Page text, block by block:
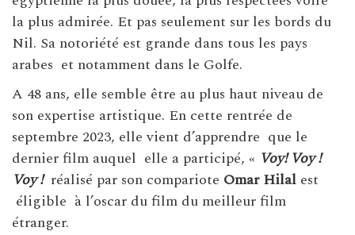
la plus admirée. Et pas seulement sur les bords du
Nil. Sa notoriété est grande dans tous les pays
arabes et notamment dans le Golfe.
A 48 ans, elle semble être au plus haut niveau de
son expertise artistique. En cette rentrée de
septembre 2023, elle vient d’apprendre que le
dernier film auquel elle a participé, « Voy! Voy !
Voy !réalisé par son compariote Omar Hilal est
éligible à l’oscar du film du meilleur film
étranger.